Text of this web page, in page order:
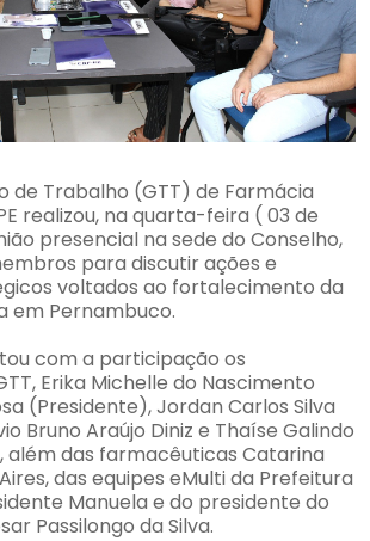
de Trabalho (GTT) de Farmácia
realizou, na quarta-feira ( 03 de
presencial na sede do Conselho,
para discutir ações e
voltados ao fortalecimento da
em Pernambuco.
com a participação os
Erika Michelle do Nascimento
(Presidente), Jordan Carlos Silva
Bruno Araújo Diniz e Thaíse Galindo
além das farmacêuticas Catarina
das equipes eMulti da Prefeitura
Manuela e do presidente do
Passilongo da Silva.